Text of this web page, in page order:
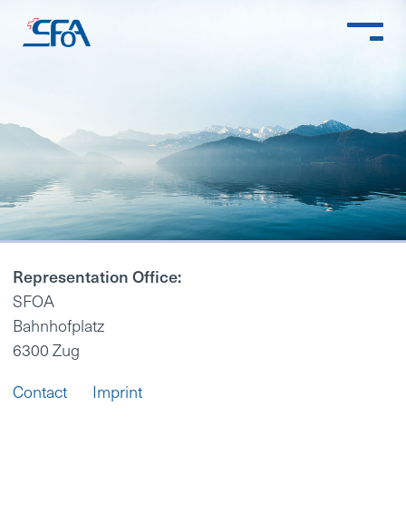
Download SFO Landscape Survey
Download SFO Landscape Survey
2026
Download SFO Compensation Survey
BOARD
MISSION STATEMENT
Representation Office:
SFOA
Bahnhofplatz
6300 Zug
Contact Imprint